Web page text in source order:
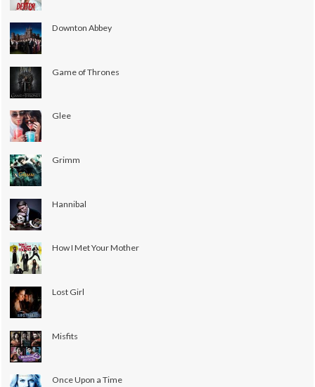
Downton Abbey
Game of Thrones
Glee
Grimm
Hannibal
How I Met Your Mother
Lost Girl
Misfits
Once Upon a Time